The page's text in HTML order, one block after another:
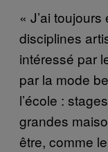
« J’ai toujours
disciplines
intéressé par
par la mode
l’école :
grandes
être, comme